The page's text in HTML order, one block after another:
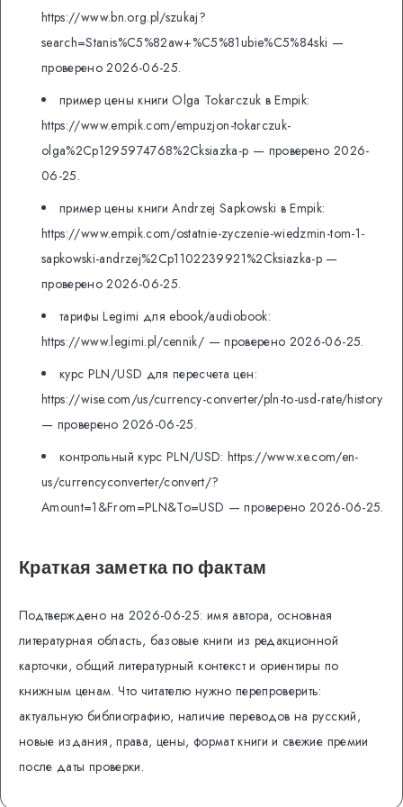
https://www.bn.org.pl/szukaj?
search=Stanis%C5%82aw+%C5%81ubie%C5%84ski —
проверено 2026-06-25.
пример цены книги Olga Tokarczuk в Empik:
https://www.empik.com/empuzjon-tokarczuk-
olga%2Cp1295974768%2Cksiazka-p — проверено 2026-
06-25.
пример цены книги Andrzej Sapkowski в Empik:
https://www.empik.com/ostatnie-zyczenie-wiedzmin-tom-1-
sapkowski-andrzej%2Cp1102239921%2Cksiazka-p —
проверено 2026-06-25.
тарифы Legimi для ebook/audiobook:
https://www.legimi.pl/cennik/ — проверено 2026-06-25.
курс PLN/USD для пересчета цен:
https://wise.com/us/currency-converter/pln-to-usd-rate/history
— проверено 2026-06-25.
контрольный курс PLN/USD: https://www.xe.com/en-
us/currencyconverter/convert/?
Amount=1&From=PLN&To=USD — проверено 2026-06-25.
Краткая заметка по фактам
Подтверждено на 2026-06-25: имя автора, основная
литературная область, базовые книги из редакционной
карточки, общий литературный контекст и ориентиры по
книжным ценам. Что читателю нужно перепроверить:
актуальную библиографию, наличие переводов на русский,
новые издания, права, цены, формат книги и свежие премии
после даты проверки.